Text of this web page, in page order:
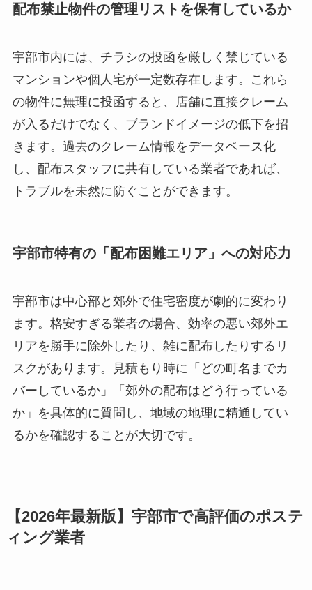
配布禁止物件の管理リストを保有しているか
宇部市内には、チラシの投函を厳しく禁じている
マンションや個人宅が一定数存在します。これら
の物件に無理に投函すると、店舗に直接クレーム
が入るだけでなく、ブランドイメージの低下を招
きます。過去のクレーム情報をデータベース化
し、配布スタッフに共有している業者であれば、
トラブルを未然に防ぐことができます。
宇部市特有の「配布困難エリア」への対応力
宇部市は中心部と郊外で住宅密度が劇的に変わり
ます。格安すぎる業者の場合、効率の悪い郊外エ
リアを勝手に除外したり、雑に配布したりするリ
スクがあります。見積もり時に「どの町名までカ
バーしているか」「郊外の配布はどう行っている
か」を具体的に質問し、地域の地理に精通してい
るかを確認することが大切です。
【2026年最新版】宇部市で高評価のポステ
ィング業者